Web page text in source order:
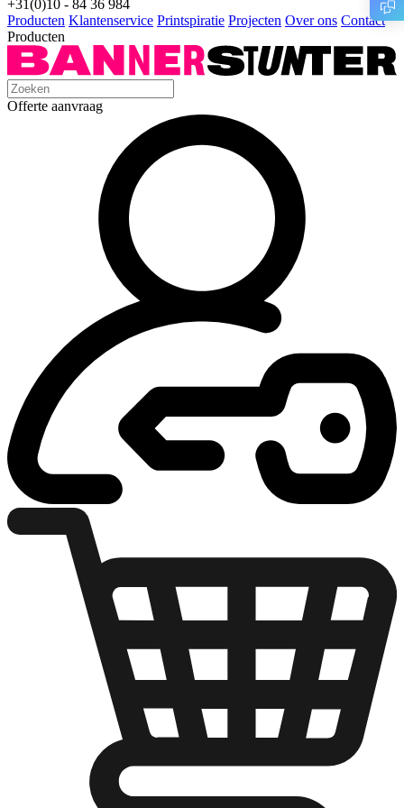
+31(0)10 - 84 36 984
Producten Klantenservice Printspiratie Projecten Over ons Contact
Producten
Offerte aanvraag